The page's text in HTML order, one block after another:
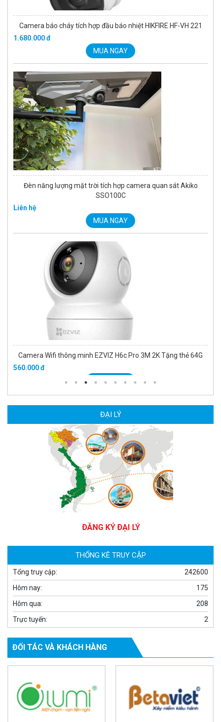
Camera báo cháy tích hợp đầu báo nhiệt HIKFIRE HF-VH 221
1.680.000 đ
MUA NGAY
Đèn năng lượng mặt trời tích hợp camera quan sát Akiko
SSO100C
Liên hệ
MUA NGAY
Camera Wifi thông minh EZVIZ H6c Pro 3M 2K Tặng thẻ 64G
560.000 đ
MUA NGAY
1.939.000 đ 1.080.000 đ
ĐẠI LÝ
THỐNG KÊ TRUY CẬP
242600
Tổng truy cập:
175
Hôm nay:
208
Hôm qua:
2
Trực tuyến:
ĐỐI TÁC VÀ KHÁCH HÀNG